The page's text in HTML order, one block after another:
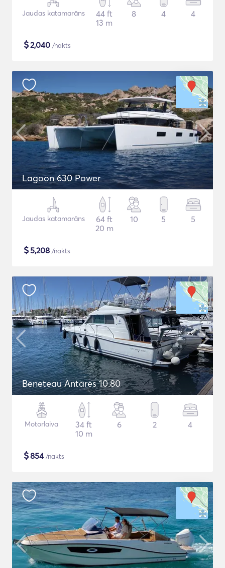
Jaudas katamarāns
44 ft
13 m
8 4 4
$2,040 /nakts
Lagoon 630 Power
Jaudas katamarāns
64 ft
20 m
10 5 5
$5,208 /nakts
Beneteau Antares 10.80
Motorlaiva
34 ft
10 m
6 2 4
$854/nakts